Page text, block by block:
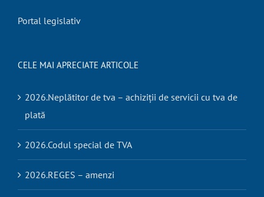
Portal legislativ
CELE MAI APRECIATE ARTICOLE
2026.Neplătitor de tva – achiziții de servicii cu tva de
plată
2026.Codul special de TVA
2026.REGES – amenzi